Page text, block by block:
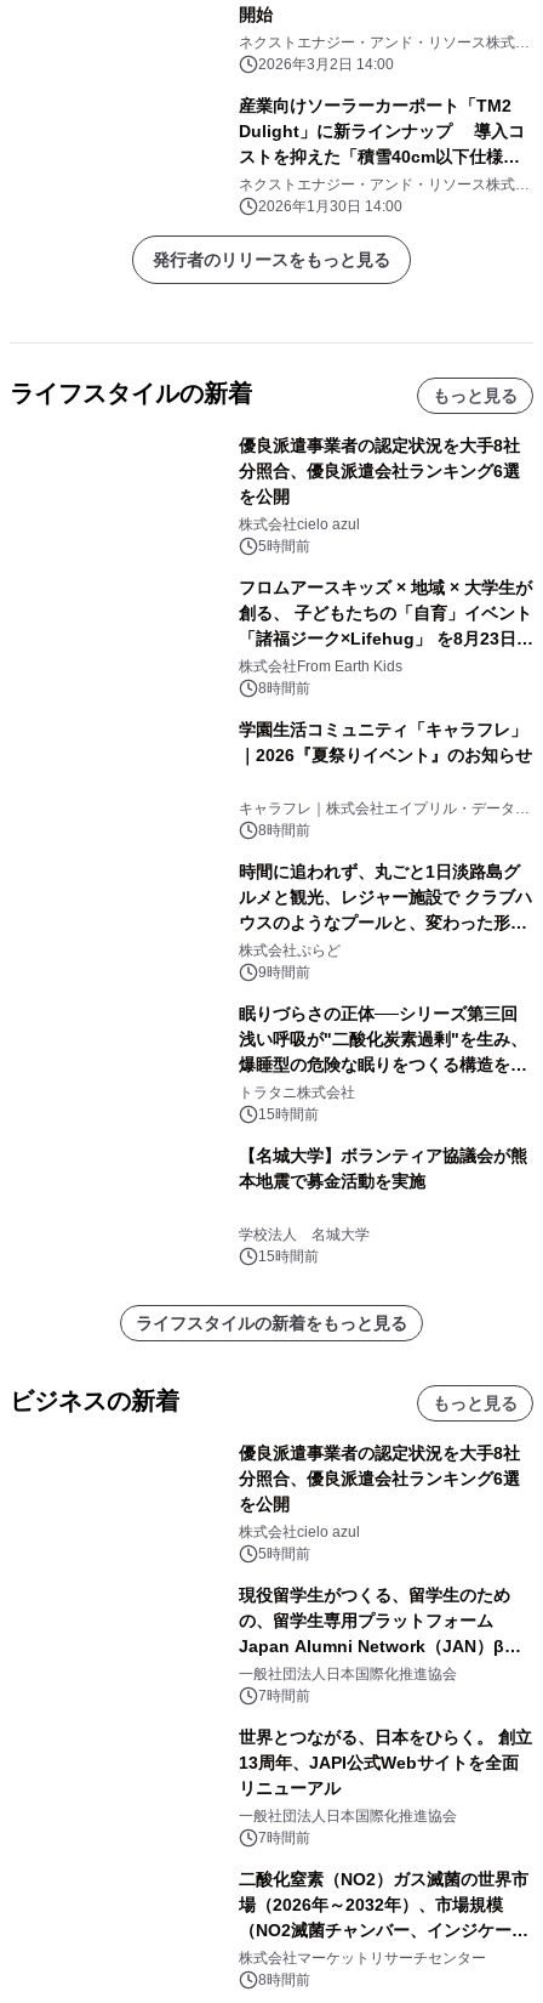
開始
ネクストエナジー・アンド・リソース株式会
社 2026年3月2日 14:00
産業向けソーラーカーポート「TM2
Dulight」に新ラインナップ 導入コ
ストを抑えた「積雪40cm以下仕様」
を販売開始
ネクストエナジー・アンド・リソース株式会
社 2026年1月30日 14:00
発行者のリリースをもっと見る
ライフスタイルの新着 もっと見る
優良派遣事業者の認定状況を大手8社
分照合、優良派遣会社ランキング6選
を公開
株式会社cielo azul
5時間前
フロムアースキッズ × 地域 × 大学生が
創る、 子どもたちの「自育」イベント
「諸福ジーク×Lifehug」 を8月23日
(日)開催
株式会社From Earth Kids
8時間前
学園生活コミュニティ「キャラフレ」
｜2026『夏祭りイベント』のお知らせ
キャラフレ｜株式会社エイプリル・データ・
デザインズ
8時間前
時間に追われず、丸ごと1日淡路島グ
ルメと観光、レジャー施設で クラブハ
ウスのようなプールと、変わった形の
サウナも 「THE BOXY AWAJI」のお
得な素泊まり連泊プランで
株式会社ぷらど
9時間前
眠りづらさの正体──シリーズ第三回
浅い呼吸が"二酸化炭素過剰"を生み、
爆睡型の危険な眠りをつくる構造を解
説
トラタニ株式会社
15時間前
【名城大学】ボランティア協議会が熊
本地震で募金活動を実施
学校法人 名城大学
15時間前
ライフスタイルの新着をもっと見る
ビジネスの新着 もっと見る
優良派遣事業者の認定状況を大手8社
分照合、優良派遣会社ランキング6選
を公開
株式会社cielo azul
5時間前
現役留学生がつくる、留学生のため
の、留学生専用プラットフォーム
Japan Alumni Network（JAN）β版
をリリース
一般社団法人日本国際化推進協会
7時間前
世界とつながる、日本をひらく。 創立
13周年、JAPI公式Webサイトを全面
リニューアル
一般社団法人日本国際化推進協会
7時間前
二酸化窒素（NO2）ガス滅菌の世界市
場（2026年～2032年）、市場規模
（NO2滅菌チャンバー、インジケータ
ーおよびモニタリングシステム、その
他）・分析レポートを発表
株式会社マーケットリサーチセンター
8時間前